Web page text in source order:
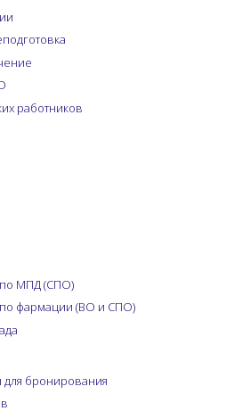
работников
МПД (СПО)
фармации (ВО и СПО)
бронирования